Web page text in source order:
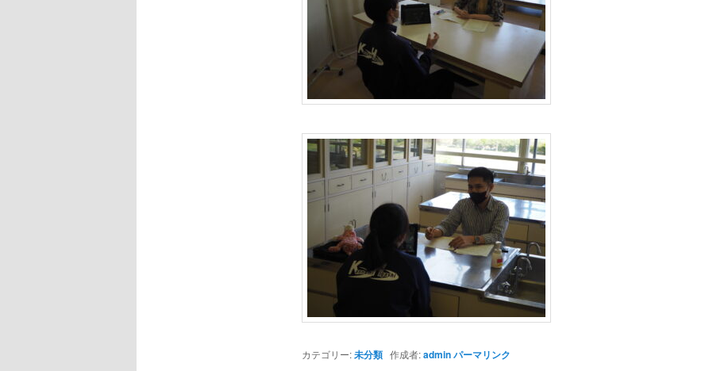
カテゴリー:未分類作成者:adminパーマリンク